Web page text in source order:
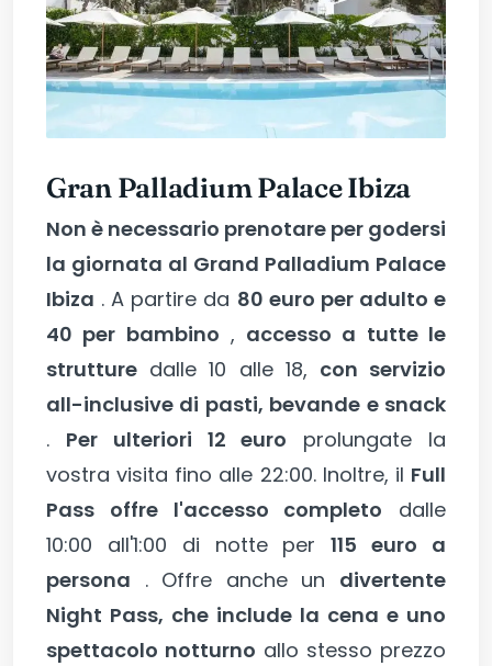
Gran Palladium Palace Ibiza
Non è necessario prenotare per godersi
la giornata al Grand Palladium Palace
Ibiza . A partire da 80 euro per adulto e
40 per bambino , accesso a tutte le
strutture dalle 10 alle 18, con servizio
all-inclusive di pasti, bevande e snack
. Per ulteriori 12 euro prolungate la
vostra visita fino alle 22:00. Inoltre, il Full
Pass offre l'accesso completo dalle
10:00 all'1:00 di notte per115 euro a
persona . Offre anche un divertente
Night Pass, che include la cena e uno
spettacolo notturno allo stesso prezzo